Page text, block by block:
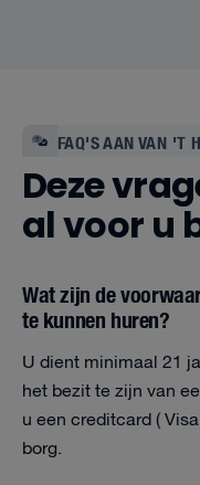
FAQ'S AAN VAN 'T
Deze
al voor u
Wat zijn de
te kunnen huren?
U dient minimaal 21
het bezit te zijn van
u een creditcard (
borg.